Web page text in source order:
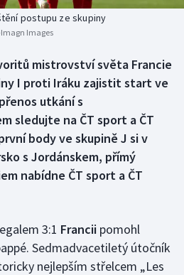
postupu ze skupiny
Images
mistrovství světa Francie
I proti Iráku zajistit start ve
utkání s
sledujte na ČT sport a ČT
body ve skupině J si v
s Jordánskem, přímý
nabídne ČT sport a ČT
3:1 Francii pomohl
Sedmadvacetiletý útočník
nejlepším střelcem „Les